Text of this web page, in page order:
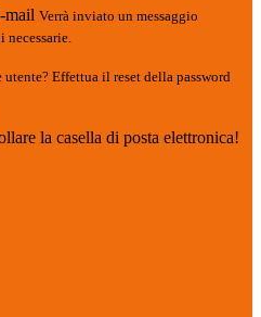
mail Verrà inviato un messaggio
Effettua il reset della password
la casella di posta elettronica!